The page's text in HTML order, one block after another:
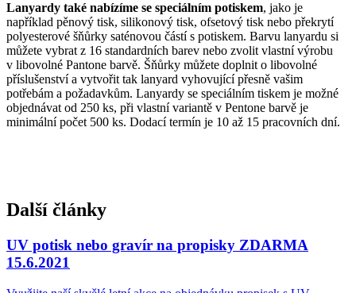
Lanyardy také nabízíme se speciálním potiskem, jako je
například pěnový tisk, silikonový tisk, ofsetový tisk nebo překrytí
polyesterové šňůrky saténovou částí s potiskem. Barvu lanyardu si
můžete vybrat z 16 standardních barev nebo zvolit vlastní výrobu
v libovolné Pantone barvě. Šňůrky můžete doplnit o libovolné
příslušenství a vytvořit tak lanyard vyhovující přesně vašim
potřebám a požadavkům. Lanyardy se speciálním tiskem je možné
objednávat od 250 ks, při vlastní variantě v Pentone barvě je
minimální počet 500 ks. Dodací termín je 10 až 15 pracovních dní.
Další články
UV potisk nebo gravír na propisky ZDARMA
15.6.2021